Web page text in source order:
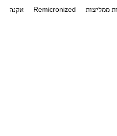
אקנה Remicronized ממליצות